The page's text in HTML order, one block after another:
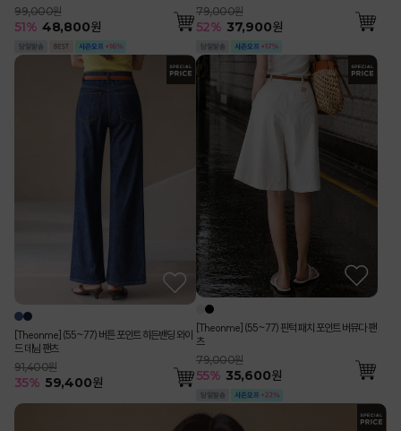
99,000원
51% 48,800원
79,000원
52% 37,900원
[Theonme] (55~77) 버튼 포인트 히든밴딩 와이
드 데님 팬츠
91,400원
35% 59,400원
[Theonme] (55~77) 핀턱 패치 포인트 버뮤다 팬
츠
79,000원
55% 35,600원